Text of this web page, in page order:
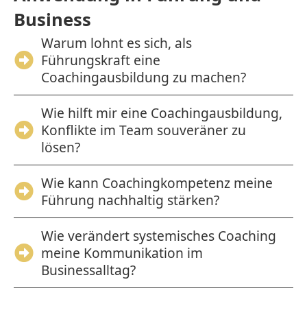
Business
Warum lohnt es sich, als
Führungskraft eine
Coachingausbildung zu machen?
Wie hilft mir eine Coachingausbildung,
Konflikte im Team souveräner zu
lösen?
Wie kann Coachingkompetenz meine
Führung nachhaltig stärken?
Wie verändert systemisches Coaching
meine Kommunikation im
Businessalltag?